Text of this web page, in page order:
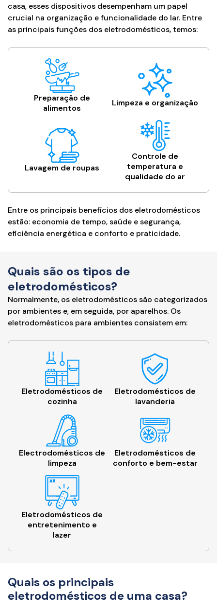
casa, esses dispositivos desempenham um papel
crucial na organização e funcionalidade do lar. Entre
as principais funções dos eletrodomésticos, temos:
Preparação de
alimentos
Limpeza e organização
Lavagem de roupas
Controle de
temperatura e
qualidade do ar
Entre os principais benefícios dos eletrodomésticos
estão: economia de tempo, saúde e segurança,
eficiência energética e conforto e praticidade.
Quais são os tipos de
eletrodomésticos?
Normalmente, os eletrodomésticos são categorizados
por ambientes e, em seguida, por aparelhos. Os
eletrodomésticos para ambientes consistem em:
Eletrodomésticos de
cozinha
Eletrodomésticos de
lavanderia
Electrodomésticos de
limpeza
Eletrodomésticos de
conforto e bem-estar
Eletrodomésticos de
entretenimento e
lazer
Quais os principais
eletrodomésticos de uma casa?